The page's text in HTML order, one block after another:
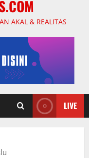
AKAL & REALITAS
LIVE